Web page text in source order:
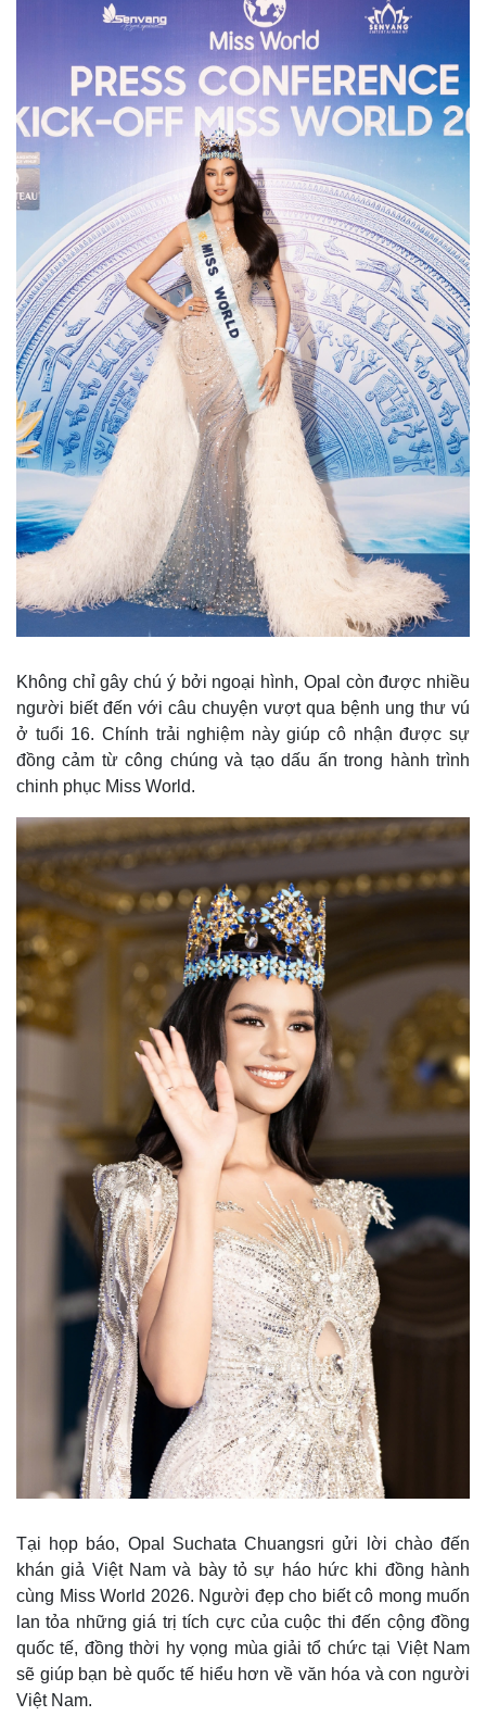
Bất động sản
Khởi nghiệp
Thị trường
Giá vàng
Tiêu dùng
Tỷ giá
Chứng khoán
Giá cà phê
Không chỉ gây chú ý bởi ngoại hình, Opal còn được nhiều
người biết đến với câu chuyện vượt qua bệnh ung thư vú
ở tuổi 16. Chính trải nghiệm này giúp cô nhận được sự
đồng cảm từ công chúng và tạo dấu ấn trong hành trình
chinh phục Miss World.
Tại họp báo, Opal Suchata Chuangsri gửi lời chào đến
khán giả Việt Nam và bày tỏ sự háo hức khi đồng hành
cùng Miss World 2026. Người đẹp cho biết cô mong muốn
lan tỏa những giá trị tích cực của cuộc thi đến cộng đồng
quốc tế, đồng thời hy vọng mùa giải tổ chức tại Việt Nam
sẽ giúp bạn bè quốc tế hiểu hơn về văn hóa và con người
Việt Nam.